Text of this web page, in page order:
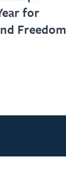
for
Freedom